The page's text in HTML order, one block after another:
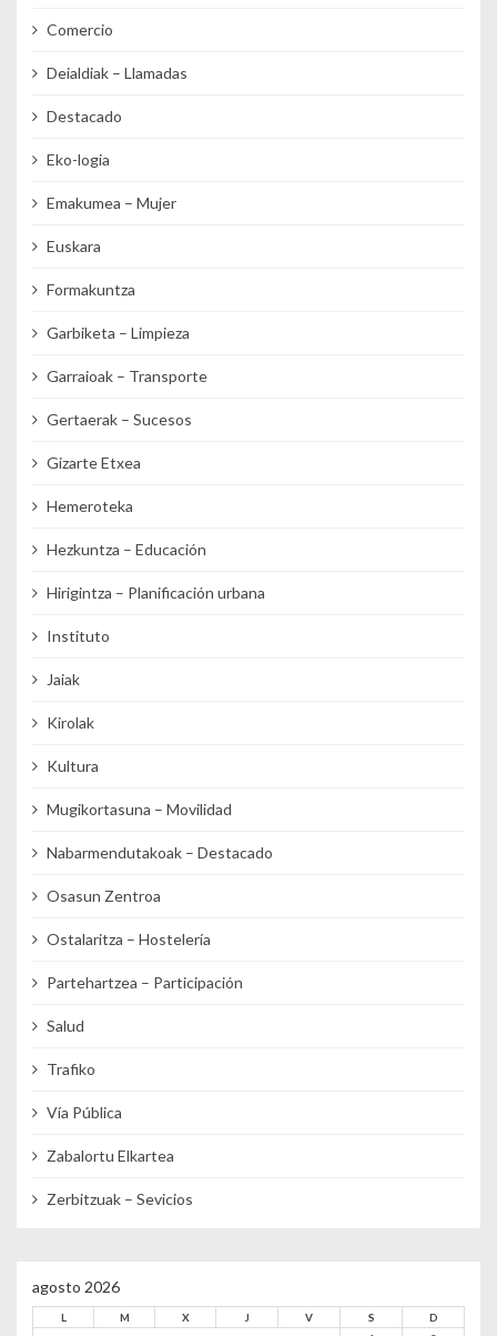
Comercio
Deialdiak – Llamadas
Destacado
Eko-logia
Emakumea – Mujer
Euskara
Formakuntza
Garbiketa – Limpieza
Garraioak – Transporte
Gertaerak – Sucesos
Gizarte Etxea
Hemeroteka
Hezkuntza – Educación
Hirigintza – Planificación urbana
Instituto
Jaiak
Kirolak
Kultura
Mugikortasuna – Movilidad
Nabarmendutakoak – Destacado
Osasun Zentroa
Ostalaritza – Hostelería
Partehartzea – Participación
Salud
Trafiko
Vía Pública
Zabalortu Elkartea
Zerbitzuak – Sevicios
agosto 2026
L M X J V S
D